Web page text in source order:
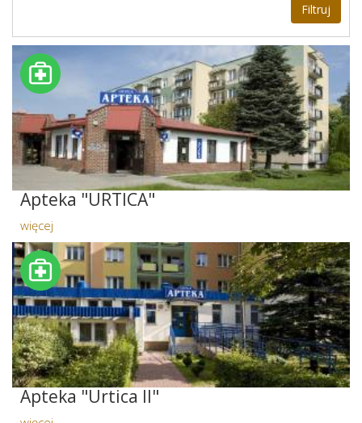
Apteka "URTICA"
więcej
Apteka "Urtica II"